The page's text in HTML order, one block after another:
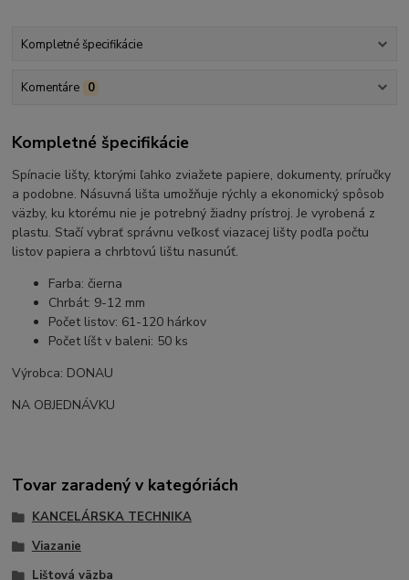
Kompletné špecifikácie
Komentáre 0
Kompletné špecifikácie
Spínacie lišty, ktorými ľahko zviažete papiere, dokumenty, príručky
a podobne. Násuvná lišta umožňuje rýchly a ekonomický spôsob
väzby, ku ktorému nie je potrebný žiadny prístroj. Je vyrobená z
plastu. Stačí vybrať správnu veľkosť viazacej lišty podľa počtu
listov papiera a chrbtovú lištu nasunúť.
Farba: čierna
Chrbát: 9-12 mm
Počet listov: 61-120 hárkov
Počet líšt v baleni: 50 ks
Výrobca: DONAU
NA OBJEDNÁVKU
Tovar zaradený v kategóriách
KANCELÁRSKA TECHNIKA
Viazanie
Lištová väzba